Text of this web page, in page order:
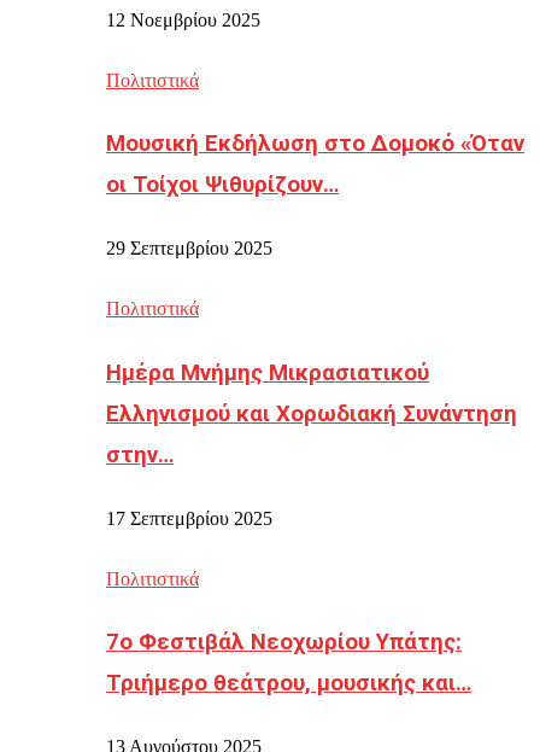
12 Νοεμβρίου 2025
Πολιτιστικά
Μουσική Εκδήλωση στο Δομοκό «Όταν
οι Τοίχοι Ψιθυρίζουν…
29 Σεπτεμβρίου 2025
Πολιτιστικά
Ημέρα Μνήμης Μικρασιατικού
Ελληνισμού και Χορωδιακή Συνάντηση
στην…
17 Σεπτεμβρίου 2025
Πολιτιστικά
7ο Φεστιβάλ Νεοχωρίου Υπάτης:
Τριήμερο θεάτρου, μουσικής και…
13 Αυγούστου 2025